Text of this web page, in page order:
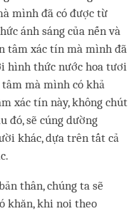
mình đã có được từ
ánh sáng của nến và
tâm xác tín mà mình đã
hình thức nước hoa tươi
mà mình có khả
xác tín này, không chút
đó, sẽ cúng dường
khác, dựa trên tất cả
thân, chúng ta sẽ
khăn, khi noi theo